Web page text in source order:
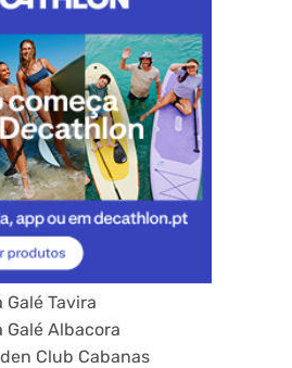
Galé Tavira
Galé Albacora
Club Cabanas